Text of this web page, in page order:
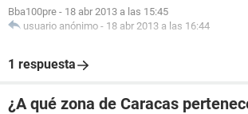
Bba100pre - 18 abr 2013 a las 15:45
usuario anónimo - 18 abr 2013 a las 16:44
1 respuesta
¿A qué zona de Caracas